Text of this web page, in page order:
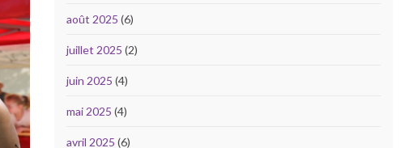
août 2025 (6)
juillet 2025 (2)
juin 2025 (4)
mai 2025 (4)
avril 2025 (6)